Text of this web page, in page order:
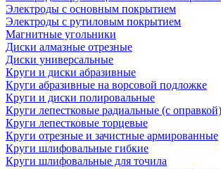
Электроды с основным покрытием
Электроды с рутиловым покрытием
Магнитные угольники
Диски алмазные отрезные
Диски универсальные
Круги и диски абразивные
Круги абразивные на ворсовой подложке
Круги и диски полировальные
Круги лепестковые радиальные (с оправкой)
Круги лепестковые торцевые
Круги отрезные и зачистные армированные
Круги шлифовальные гибкие
Круги шлифовальные для точила